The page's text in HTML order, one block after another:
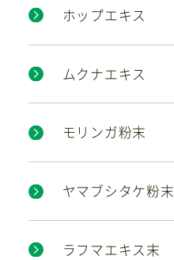
ホップエキス
ムクナエキス
モリンガ粉末
ヤマブシタケ粉末
ラフマエキス末